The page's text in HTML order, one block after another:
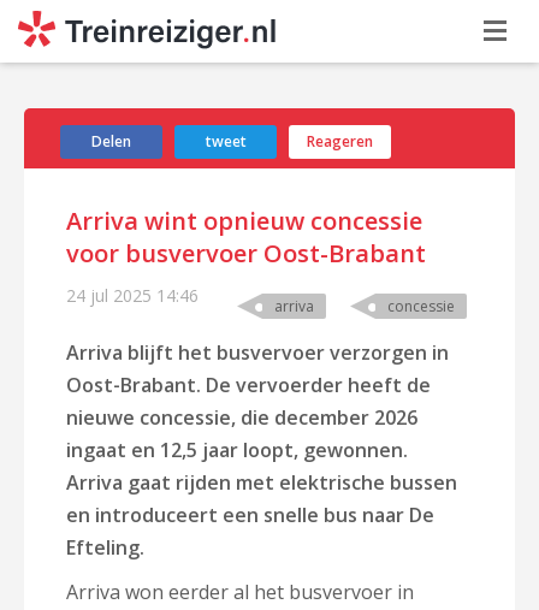
Delen tweet Reageren
Arriva wint opnieuw concessie
voor busvervoer Oost-Brabant
24 jul 2025 14:46 arriva concessie
Arriva blijft het busvervoer verzorgen in
Oost-Brabant. De vervoerder heeft de
nieuwe concessie, die december 2026
ingaat en 12,5 jaar loopt, gewonnen.
Arriva gaat rijden met elektrische bussen
en introduceert een snelle bus naar De
Efteling.
Arriva won eerder al het busvervoer in